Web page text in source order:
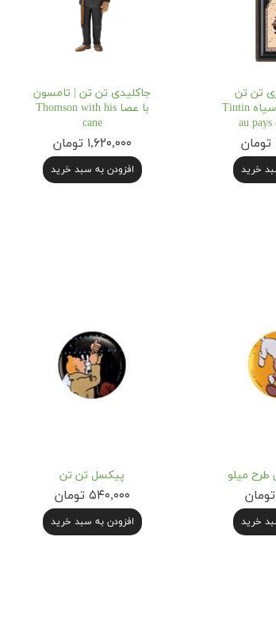
تن تن
سرزمین طلای سیاه Tintin
au
خرید
جاکلیدی تن تن | تامسون
با عصا Thomson with his
cane
۱,۶۲۰,۰۰۰ تومان
افزودن به سبد خرید
میلو
خرید
پیکسل تن تن
۵۴۰,۰۰۰ تومان
افزودن به سبد خرید